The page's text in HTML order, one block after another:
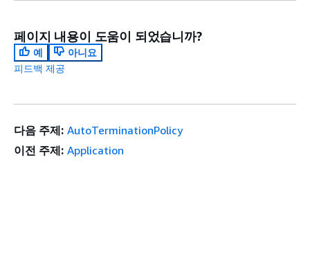
페이지 내용이 도움이 되었습니까?
예
아니요
피드백 제공
다음 주제: AutoTerminationPolicy
이전 주제: Application